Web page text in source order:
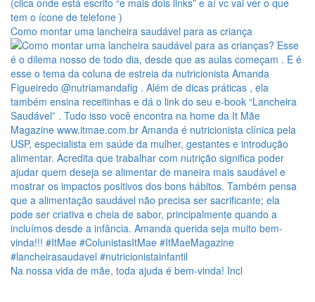
Como montar uma lancheira saudável para as criança
Na nossa vida de mãe, toda ajuda é bem-vinda! Incl